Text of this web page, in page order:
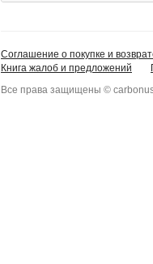
Соглашение о покупке и
Книга жалоб и предложений
Все права защищены ©